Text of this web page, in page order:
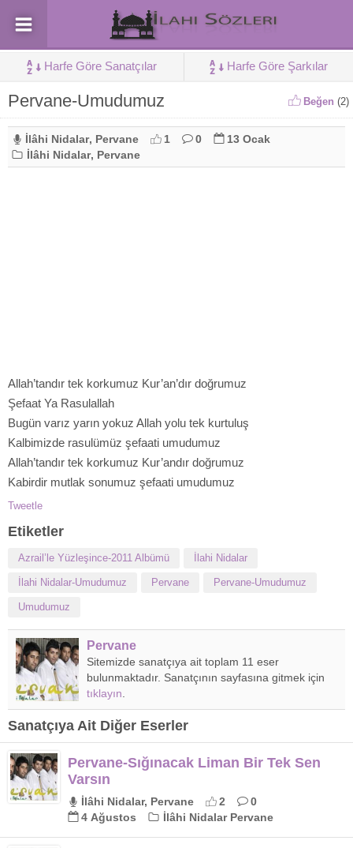
Harfe Göre Sanatçılar Harfe Göre Şarkılar
Pervane-Umudumuz Beğen (2)
İlâhi Nidalar, Pervane 1 0
13 Ocak
İlâhi Nidalar, Pervane
Allah’tandır tek korkumuz Kur’an’dır doğrumuz
Şefaat Ya Rasulallah
Bugün varız yarın yokuz Allah yolu tek kurtuluş
Kalbimizde rasulümüz şefaati umudumuz
Allah’tandır tek korkumuz Kur’andır doğrumuz
Kabirdir mutlak sonumuz şefaati umudumuz
Tweetle
Etiketler
Azrail’le Yüzleşince-2011 Albümü İlahi Nidalar
İlahi Nidalar-Umudumuz Pervane Pervane-Umudumuz
Umudumuz
Pervane
Sitemizde sanatçıya ait toplam 11 eser
bulunmaktadır. Sanatçının sayfasına gitmek için
tıklayın
Sanatçıya Ait Diğer Eserler
Pervane-Sığınacak Liman Bir Tek Sen
Varsın
İlâhi Nidalar, Pervane 2
0
4 Ağustos
İlâhi Nidalar Pervane